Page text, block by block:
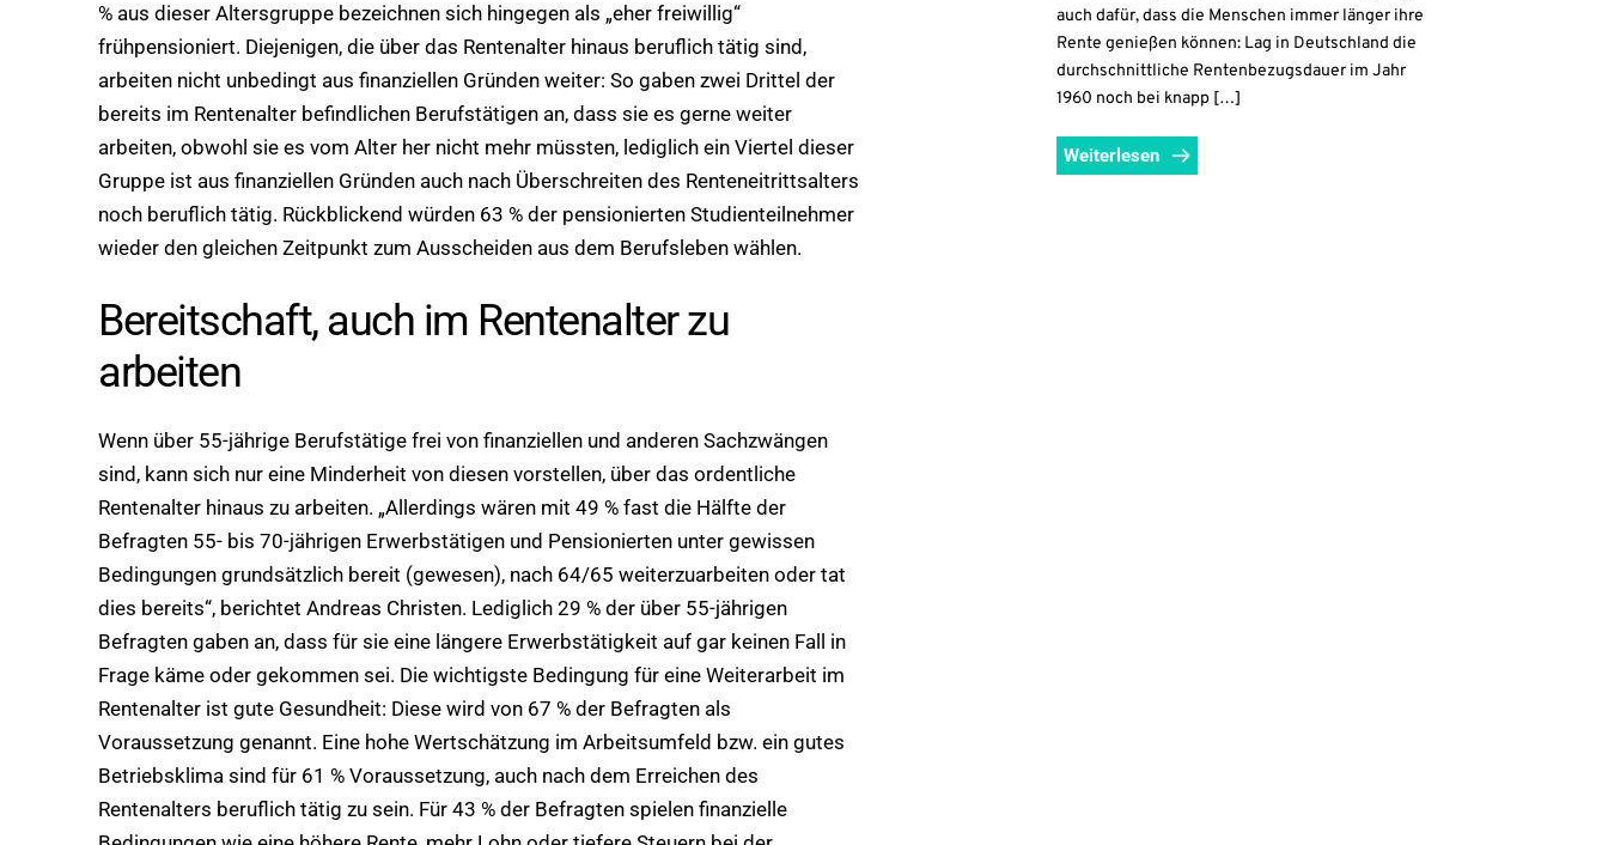
% aus dieser Altersgruppe bezeichnen sich hingegen als „eher freiwillig“
frühpensioniert. Diejenigen, die über das Rentenalter hinaus beruflich tätig sind,
arbeiten nicht unbedingt aus finanziellen Gründen weiter: So gaben zwei Drittel der
bereits im Rentenalter befindlichen Berufstätigen an, dass sie es gerne weiter
arbeiten, obwohl sie es vom Alter her nicht mehr müssten, lediglich ein Viertel dieser
Gruppe ist aus finanziellen Gründen auch nach Überschreiten des Renteneitrittsalters
noch beruflich tätig. Rückblickend würden 63 % der pensionierten Studienteilnehmer
wieder den gleichen Zeitpunkt zum Ausscheiden aus dem Berufsleben wählen.
Bereitschaft, auch im Rentenalter zu
arbeiten
Wenn über 55-jährige Berufstätige frei von finanziellen und anderen Sachzwängen
sind, kann sich nur eine Minderheit von diesen vorstellen, über das ordentliche
Rentenalter hinaus zu arbeiten. „Allerdings wären mit 49 % fast die Hälfte der
Befragten 55- bis 70-jährigen Erwerbstätigen und Pensionierten unter gewissen
Bedingungen grundsätzlich bereit (gewesen), nach 64/65 weiterzuarbeiten oder tat
dies bereits“, berichtet Andreas Christen. Lediglich 29 % der über 55-jährigen
Befragten gaben an, dass für sie eine längere Erwerbstätigkeit auf gar keinen Fall in
Frage käme oder gekommen sei. Die wichtigste Bedingung für eine Weiterarbeit im
Rentenalter ist gute Gesundheit: Diese wird von 67 % der Befragten als
Voraussetzung genannt. Eine hohe Wertschätzung im Arbeitsumfeld bzw. ein gutes
Betriebsklima sind für 61 % Voraussetzung, auch nach dem Erreichen des
Rentenalters beruflich tätig zu sein. Für 43 % der Befragten spielen finanzielle
auch dafür, dass die Menschen immer länger ihre
Rente genießen können: Lag in Deutschland die
durchschnittliche Rentenbezugsdauer im Jahr
1960 noch bei knapp […]
Weiterlesen